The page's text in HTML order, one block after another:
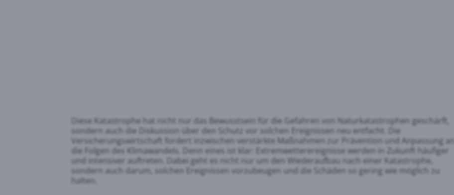
Diese Katastrophe hat nicht nur das Bewusstsein für die Gefahren von Naturkatastrophen geschärft,
sondern auch die Diskussion über den Schutz vor solchen Ereignissen neu entfacht. Die
Versicherungswirtschaft fordert inzwischen verstärkte Maßnahmen zur Prävention und Anpassung an
die Folgen des Klimawandels. Denn eines ist klar: Extremwetterereignisse werden in Zukunft häufiger
und intensiver auftreten. Dabei geht es nicht nur um den Wiederaufbau nach einer Katastrophe,
sondern auch darum, solchen Ereignissen vorzubeugen und die Schäden so gering wie möglich zu
halten.